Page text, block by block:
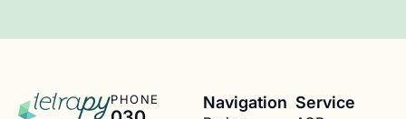
PHONE Navigation Service